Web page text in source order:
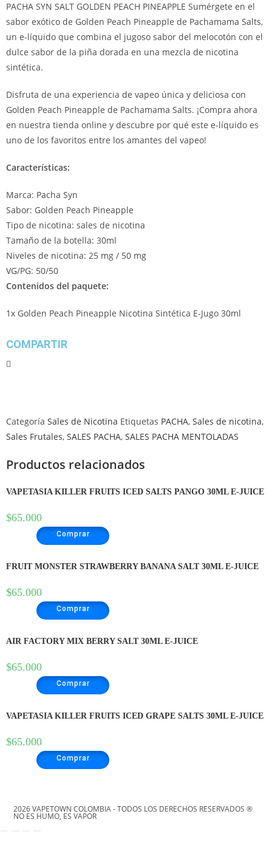
PACHA SYN SALT GOLDEN PEACH PINEAPPLE Sumérgete en el
sabor exótico de Golden Peach Pineapple de Pachamama Salts,
un e-líquido que combina el jugoso sabor del melocotón con el
dulce sabor de la piña dorada en una mezcla de nicotina
sintética.
Disfruta de una experiencia de vapeo única y deliciosa con
Golden Peach Pineapple de Pachamama Salts. ¡Compra ahora
en nuestra tienda online y descubre por qué este e-líquido es
uno de los favoritos entre los amantes del vapeo!
Características:
Marca: Pacha Syn
Sabor: Golden Peach Pineapple
Tipo de nicotina: sales de nicotina
Tamaño de la botella: 30ml
Niveles de nicotina: 25 mg / 50 mg
VG/PG: 50/50
Contenidos del paquete:
1x Golden Peach Pineapple Nicotina Sintética E-Jugo 30ml
COMPARTIR
Categoría Sales de Nicotina Etiquetas PACHA, Sales de nicotina,
Sales Frutales, SALES PACHA, SALES PACHA MENTOLADAS
Productos relacionados
VAPETASIA KILLER FRUITS ICED SALTS PANGO 30ML E-JUICE
$65.000
Comprar
FRUIT MONSTER STRAWBERRY BANANA SALT 30ML E-JUICE
$65.000
Comprar
AIR FACTORY MIX BERRY SALT 30ML E-JUICE
$65.000
Comprar
VAPETASIA KILLER FRUITS ICED GRAPE SALTS 30ML E-JUICE
$65.000
Comprar
2026 VAPETOWN COLOMBIA - TODOS LOS DERECHOS RESERVADOS ®
NO ES HUMO, ES VAPOR